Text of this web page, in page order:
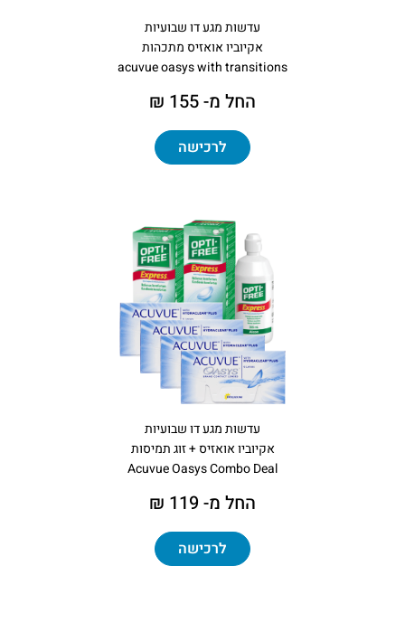
עדשות מגע דו שבועיות
אקיוביו אואזיס מתכהות
acuvue oasys with transitions
החל מ- 155 ₪
לרכישה
עדשות מגע דו שבועיות
אקיוביו אואזיס + זוג תמיסות
Acuvue Oasys Combo Deal
החל מ- 119 ₪
לרכישה